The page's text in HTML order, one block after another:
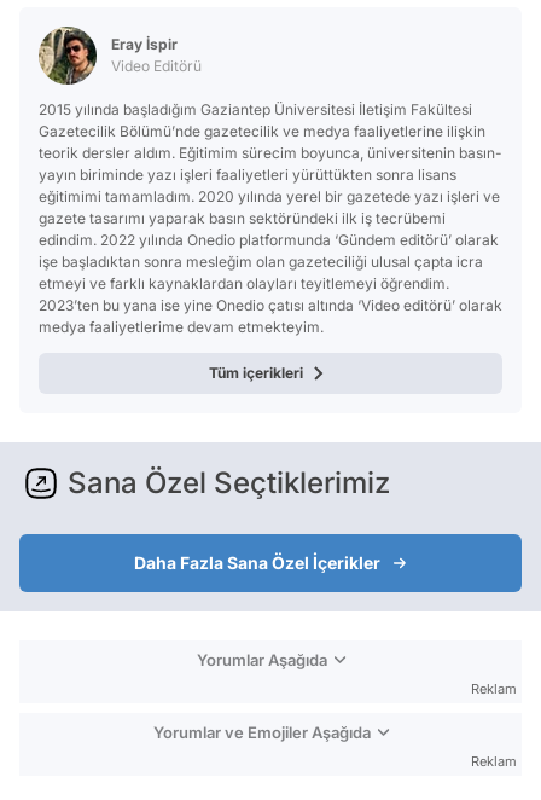
Eray İspir
Video Editörü
2015 yılında başladığım Gaziantep Üniversitesi İletişim Fakültesi
Gazetecilik Bölümü’nde gazetecilik ve medya faaliyetlerine ilişkin
teorik dersler aldım. Eğitimim sürecim boyunca, üniversitenin basın-
yayın biriminde yazı işleri faaliyetleri yürüttükten sonra lisans
eğitimimi tamamladım. 2020 yılında yerel bir gazetede yazı işleri ve
gazete tasarımı yaparak basın sektöründeki ilk iş tecrübemi
edindim. 2022 yılında Onedio platformunda ‘Gündem editörü’ olarak
işe başladıktan sonra mesleğim olan gazeteciliği ulusal çapta icra
etmeyi ve farklı kaynaklardan olayları teyitlemeyi öğrendim.
2023’ten bu yana ise yine Onedio çatısı altında ‘Video editörü’ olarak
medya faaliyetlerime devam etmekteyim.
Tüm içerikleri
Sana Özel Seçtiklerimiz
Daha Fazla Sana Özel İçerikler
Yorumlar Aşağıda
Reklam
Yorumlar ve Emojiler Aşağıda
Reklam